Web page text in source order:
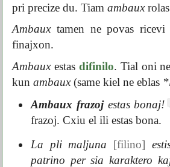
pri precize du. Tiamambaux
Ambauxtamen ne povas
finajxon.
Ambauxestas difinilo. Tial oni
kunambaux(same kiel ne eblas
Ambaux frazojestas bonaj!
frazoj. Cxiu el ili estas bona.
La pli maljuna [filino]
patrino per sia karaktero